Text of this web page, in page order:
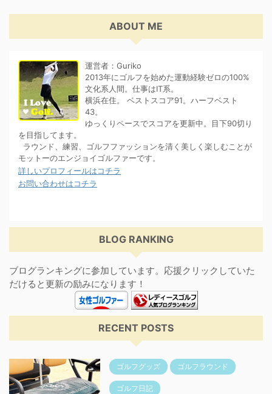
ABOUT ME
運営者：Guriko
2013年にゴルフを始めた運動経験ゼロの100%
文化系人間。仕事はIT系。
横浜在住。 ベストスコア91。ハーフベスト
43。
ゆっくりペースでスコアを更新中。目下90切り
を目指してます。
ラウンド、練習、ゴルフファッションを清く美しく楽しむことが
モットーのエンジョイゴルファーです。
詳しいプロフィールはコチラ
お問い合わせはコチラ
BLOG RANKING
ブログランキングに参加しています。応援クリックしていた
だけると更新の励みになります！
RECENT POSTS
ゴルフグッズ ゴルフラウンド
ゴルフ日記